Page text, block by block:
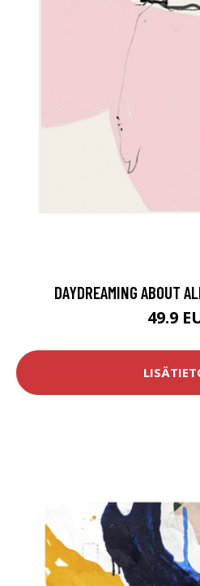
DAYDREAMING ABOUT
49.9